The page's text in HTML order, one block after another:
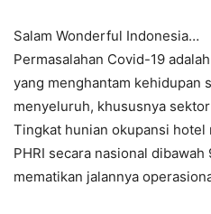
Salam Wonderful Indonesia…
Permasalahan Covid-19
yang menghantam kehidupan
menyeluruh, khususnya
Tingkat hunian okupansi
PHRI secara nasional
mematikan jalannya